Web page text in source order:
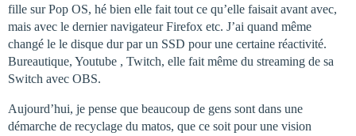
fille sur Pop OS, hé bien elle fait tout ce qu’elle faisait avant avec,
mais avec le dernier navigateur Firefox etc. J’ai quand même
changé le le disque dur par un SSD pour une certaine réactivité.
Bureautique, Youtube , Twitch, elle fait même du streaming de sa
Switch avec OBS.
Aujourd’hui, je pense que beaucoup de gens sont dans une
démarche de recyclage du matos, que ce soit pour une vision